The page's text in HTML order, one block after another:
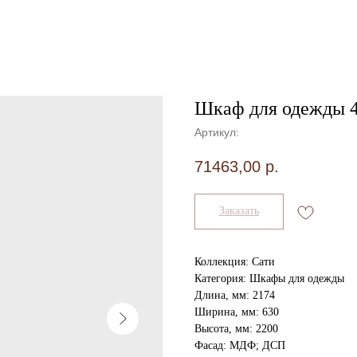
Шкаф для одежды
Артикул:
71463,00 р.
Заказать
Коллекция: Сати
Категория: Шкафы для одежды
Длина, мм: 2174
Ширина, мм: 630
Высота, мм: 2200
Фасад: МДФ; ДСП